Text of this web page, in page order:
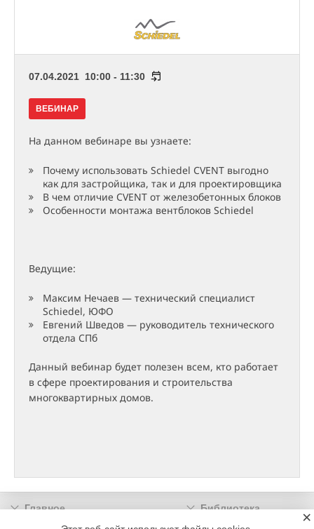
07.04.2021 10:00 - 11:30
ВЕБИНАР
На данном вебинаре вы узнаете:
Почему использовать Schiedel CVENT выгодно
как для застройщика, так и для проектировщика
В чем отличие CVENT от железобетонных блоков
Особенности монтажа вентблоков Schiedel
Ведущие:
Максим Нечаев — технический специалист
Schiedel, ЮФО
Евгений Шведов — руководитель технического
отдела СПб
Данный вебинар будет полезен всем, кто работает
в сфере проектирования и строительства
многоквартирных домов.
Главное
Библиотека
×